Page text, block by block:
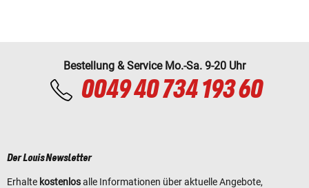
Bestellung & Service Mo.-Sa. 9-20 Uhr
0049 40 734 193 60
Der Louis Newsletter
Erhalte kostenlosalle Informationen über aktuelle Angebote,